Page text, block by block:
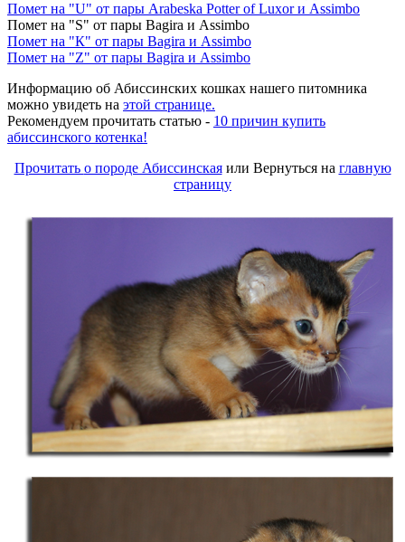
Помет на "U" от пары Arabeska Potter of Luxor и Assimbo
Помет на "S" от пары Bagira и Assimbo
Помет на "К" от пары Bagira и Assimbo
Помет на "Z" от пары Bagira и Assimbo
Информацию об Абиссинских кошках нашего питомника
можно увидеть на этой странице.
Рекомендуем прочитать статью - 10 причин купить
абиссинского котенка!
Прочитать о породе Абиссинскаяили Вернуться на главную
страницу